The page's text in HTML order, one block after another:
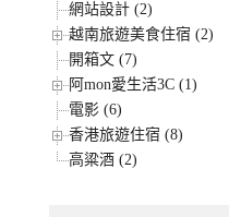
網站設計 (2)
越南旅遊美食住宿 (2)
開箱文 (7)
阿mon愛生活3C (1)
電影 (6)
香港旅遊住宿 (8)
高粱酒 (2)